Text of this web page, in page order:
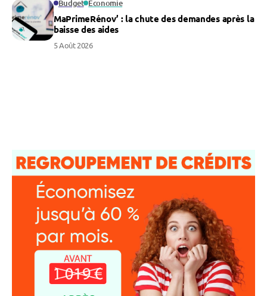
Budget Économie
MaPrimeRénov’ : la chute des demandes après la
baisse des aides
5 Août 2026